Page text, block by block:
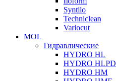
Syntilo
Techniclean
Variocut
MOL
Гидравлические
HYDRO HL
HYDRO HLPD
HYDRO HM